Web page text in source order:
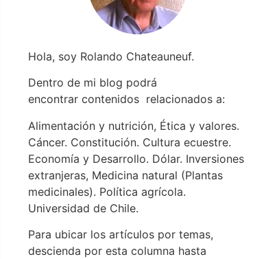
Hola, soy Rolando Chateauneuf.
Dentro de mi blog podrá
encontrar contenidos relacionados a:
Alimentación y nutrición, Ética y valores.
Cáncer. Constitución. Cultura ecuestre.
Economía y Desarrollo. Dólar. Inversiones
extranjeras, Medicina natural (Plantas
medicinales). Política agrícola.
Universidad de Chile.
Para ubicar los artículos por temas,
descienda por esta columna hasta